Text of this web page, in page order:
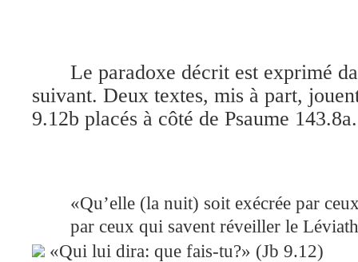
Le paradoxe décrit est exprimé
suivant. Deux textes, mis à part,
9.12b placés à côté de Psaume 143.8a.
«Qu’elle (la nuit) soit exécrée par
par ceux qui savent réveiller le
«Qui lui dira: que fais-tu?» (Jb 9.12)